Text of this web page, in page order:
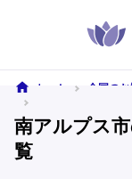
ホーム 全国の
南アルプス
覧